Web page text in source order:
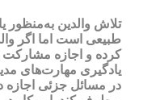
تلاش والدین به‌منظور
طبیعی است اما اگر
کرده و اجازه مشارکت
یادگیری مهارت‌های
در مسائل جزئی اجازه